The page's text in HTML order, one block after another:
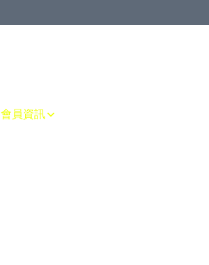
會員資訊